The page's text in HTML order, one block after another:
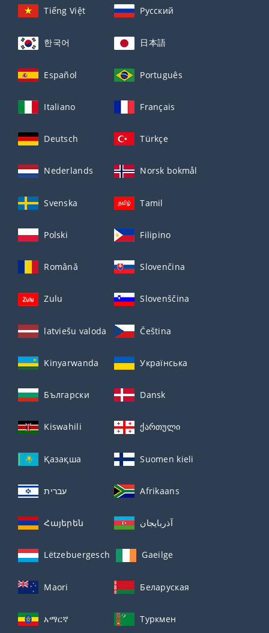
Tiếng Việt Русский
한국어 日本語
Español Português
Italiano Français
Deutsch Türkçe
Nederlands Norsk bokmål
Svenska Tamil
Polski Filipino
Română Slovenčina
Zulu Slovenščina
latviešu valoda Čeština
Kinyarwanda Українська
Български Dansk
Kiswahili ქართული
Қазақша Suomen kieli
עברית Afrikaans
Հայերեն آذربايجان
Lëtzebuergesch Gaeilge
Maori Беларуская
አማርኛ Туркмен